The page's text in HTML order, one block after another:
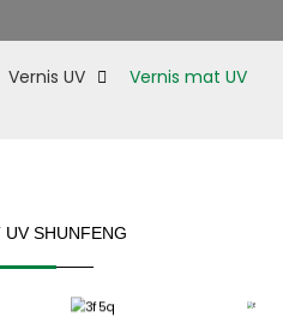
Vernis UV
Vernis mat UV
UV SHUNFENG